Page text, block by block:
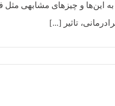
این‌ها و چیزهای مشابهی مثل
تاثیر [...]